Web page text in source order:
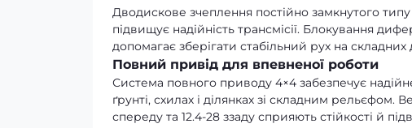
Дводискове зчеплення постійно замкнутого
підвищує надійність трансмісії. Блокування
допомагає зберігати стабільний рух на складних
Повний привід для впевненої роботи
Система повного приводу 4×4 забезпечує
ґрунті, схилах і ділянках зі складним рельєфом.
спереду та 12.4-28 ззаду сприяють стійкості й